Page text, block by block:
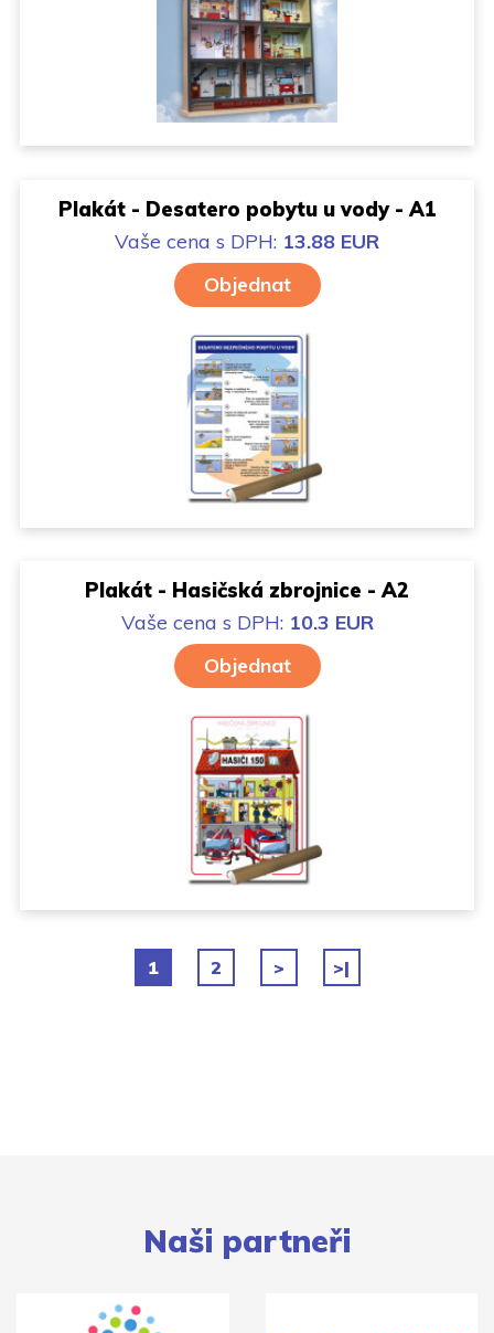
Plakát - Desatero pobytu u vody - A1
Vaše cena s DPH: 13.88 EUR
Objednat
Plakát - Hasičská zbrojnice - A2
Vaše cena s DPH: 10.3 EUR
Objednat
1 2 > >|
Naši partneři